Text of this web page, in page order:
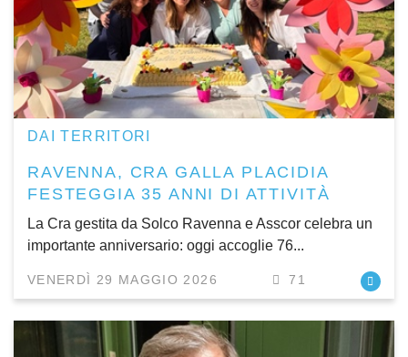
DAI TERRITORI
RAVENNA, CRA GALLA PLACIDIA
FESTEGGIA 35 ANNI DI ATTIVITÀ
La Cra gestita da Solco Ravenna e Asscor celebra un
importante anniversario: oggi accoglie 76...
VENERDÌ 29 MAGGIO 2026 71